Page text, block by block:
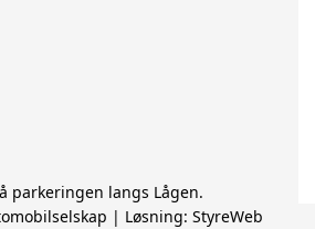
parkeringen langs Lågen.
| Løsning: StyreWeb